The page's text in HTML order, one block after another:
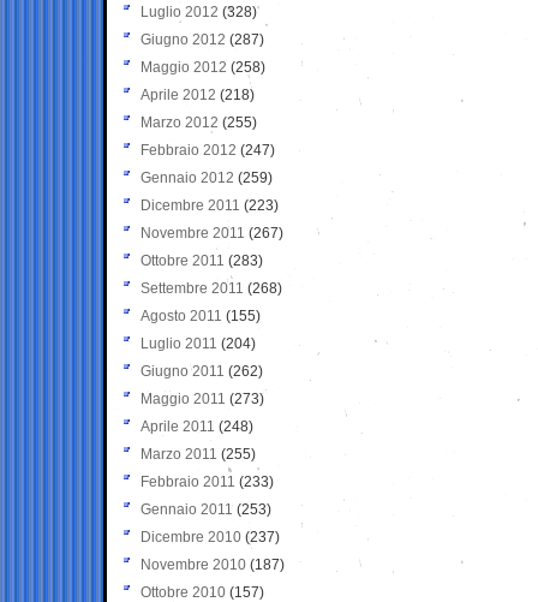
Luglio 2012 (328)
Giugno 2012 (287)
Maggio 2012 (258)
Aprile 2012 (218)
Marzo 2012 (255)
Febbraio 2012 (247)
Gennaio 2012 (259)
Dicembre 2011 (223)
Novembre 2011 (267)
Ottobre 2011 (283)
Settembre 2011 (268)
Agosto 2011 (155)
Luglio 2011 (204)
Giugno 2011 (262)
Maggio 2011 (273)
Aprile 2011 (248)
Marzo 2011 (255)
Febbraio 2011 (233)
Gennaio 2011 (253)
Dicembre 2010 (237)
Novembre 2010 (187)
Ottobre 2010 (157)